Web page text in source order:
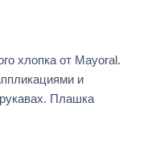
хлопка от Mayoral.
и
Плашка